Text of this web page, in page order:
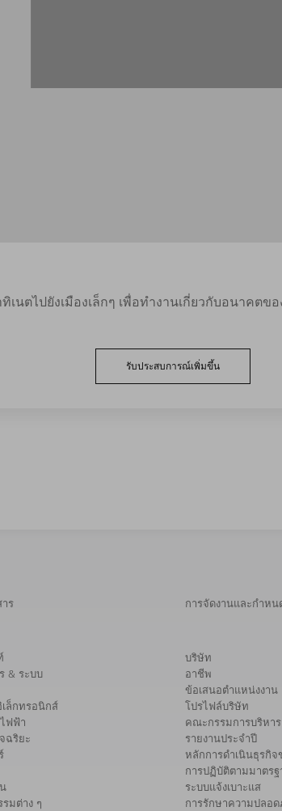
ตไปยังเมืองเล็กๆ เพื่อทำงานเกี่ยวกับอนาคตข
รับประสบการณ์เพิ่มขึ้น
ร การจัดงานและกำหน
& ระบบ
เล็กทรอนิกส์
ฟฟ้า
ฉริยะ
มต่าง ๆ
บริษัท
อาชีพ
ข้อเสนอตำแหน่งงาน
โปรไฟล์บริษัท
คณะกรรมการบริหาร
รายงานประจำปี
หลักการดำเนินธุรกิจ
การปฏิบัติตามมาตร
ระบบแจ้งเบาะแส
การรักษาความปลอ